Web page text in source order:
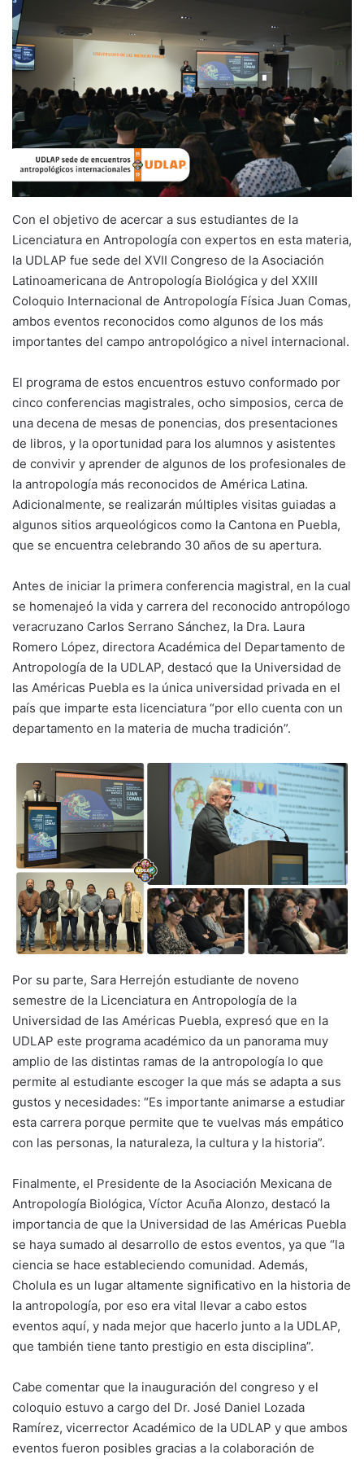
Con el objetivo de acercar a sus estudiantes de la
Licenciatura en Antropología con expertos en esta materia,
la UDLAP fue sede del XVII Congreso de la Asociación
Latinoamericana de Antropología Biológica y del XXIII
Coloquio Internacional de Antropología Física Juan Comas,
ambos eventos reconocidos como algunos de los más
importantes del campo antropológico a nivel internacional.
El programa de estos encuentros estuvo conformado por
cinco conferencias magistrales, ocho simposios, cerca de
una decena de mesas de ponencias, dos presentaciones
de libros, y la oportunidad para los alumnos y asistentes
de convivir y aprender de algunos de los profesionales de
la antropología más reconocidos de América Latina.
Adicionalmente, se realizarán múltiples visitas guiadas a
algunos sitios arqueológicos como la Cantona en Puebla,
que se encuentra celebrando 30 años de su apertura.
Antes de iniciar la primera conferencia magistral, en la cual
se homenajeó la vida y carrera del reconocido antropólogo
veracruzano Carlos Serrano Sánchez, la Dra. Laura
Romero López, directora Académica del Departamento de
Antropología de la UDLAP, destacó que la Universidad de
las Américas Puebla es la única universidad privada en el
país que imparte esta licenciatura “por ello cuenta con un
departamento en la materia de mucha tradición”.
Por su parte, Sara Herrejón estudiante de noveno
semestre de la Licenciatura en Antropología de la
Universidad de las Américas Puebla, expresó que en la
UDLAP este programa académico da un panorama muy
amplio de las distintas ramas de la antropología lo que
permite al estudiante escoger la que más se adapta a sus
gustos y necesidades: “Es importante animarse a estudiar
esta carrera porque permite que te vuelvas más empático
con las personas, la naturaleza, la cultura y la historia”.
Finalmente, el Presidente de la Asociación Mexicana de
Antropología Biológica, Víctor Acuña Alonzo, destacó la
importancia de que la Universidad de las Américas Puebla
se haya sumado al desarrollo de estos eventos, ya que “la
ciencia se hace estableciendo comunidad. Además,
Cholula es un lugar altamente significativo en la historia de
la antropología, por eso era vital llevar a cabo estos
eventos aquí, y nada mejor que hacerlo junto a la UDLAP,
que también tiene tanto prestigio en esta disciplina”.
Cabe comentar que la inauguración del congreso y el
coloquio estuvo a cargo del Dr. José Daniel Lozada
Ramírez, vicerrector Académico de la UDLAP y que ambos
eventos fueron posibles gracias a la colaboración de